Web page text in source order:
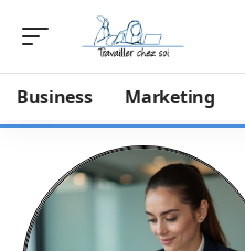
Business Marketing